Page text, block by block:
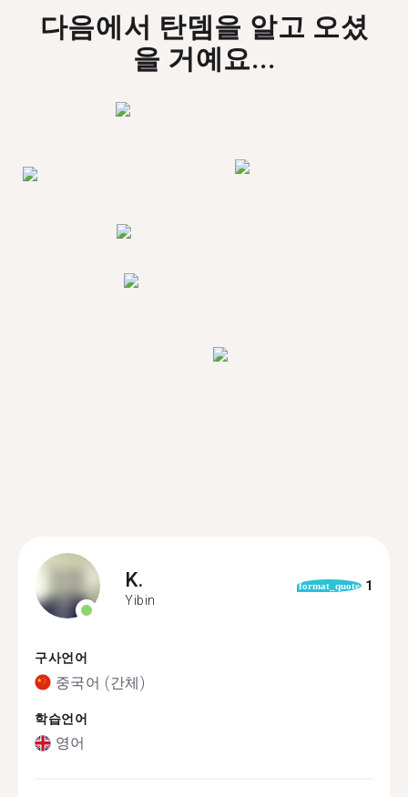
다음에서 탄뎀을 알고 오셨
을 거예요...
K.
Yibin
format_quote 1
구사언어
중국어 (간체)
학습언어
영어